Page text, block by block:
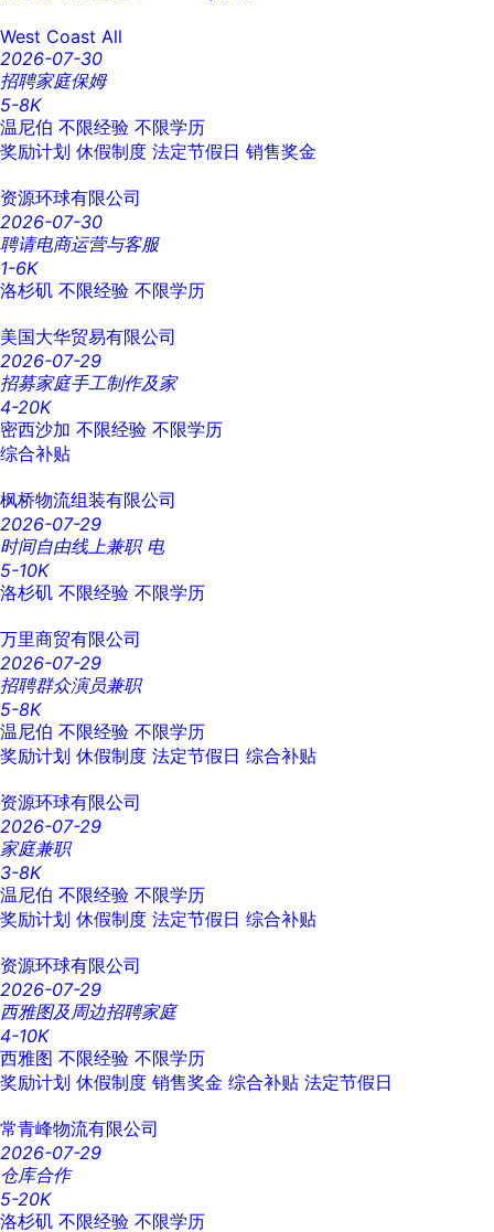
West Coast All
2026-07-30
招聘家庭保姆
5-8K
温尼伯 不限经验 不限学历
奖励计划 休假制度 法定节假日 销售奖金
资源环球有限公司
2026-07-30
聘请电商运营与客服
1-6K
洛杉矶 不限经验 不限学历
美国大华贸易有限公司
2026-07-29
招募家庭手工制作及家
4-20K
密西沙加 不限经验 不限学历
综合补贴
枫桥物流组装有限公司
2026-07-29
时间自由线上兼职 电
5-10K
洛杉矶 不限经验 不限学历
万里商贸有限公司
2026-07-29
招聘群众演员兼职
5-8K
温尼伯 不限经验 不限学历
奖励计划 休假制度 法定节假日 综合补贴
资源环球有限公司
2026-07-29
家庭兼职
3-8K
温尼伯 不限经验 不限学历
奖励计划 休假制度 法定节假日 综合补贴
资源环球有限公司
2026-07-29
西雅图及周边招聘家庭
4-10K
西雅图 不限经验 不限学历
奖励计划 休假制度 销售奖金 综合补贴 法定节假日
常青峰物流有限公司
2026-07-29
仓库合作
5-20K
洛杉矶 不限经验 不限学历